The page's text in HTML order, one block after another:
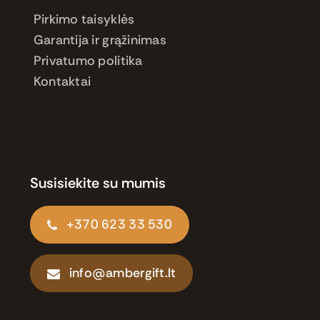
Pirkimo taisyklės
Garantija ir grąžinimas
Privatumo politika
Kontaktai
Susisiekite su mumis
+370 623 33 530
info@ambergift.lt